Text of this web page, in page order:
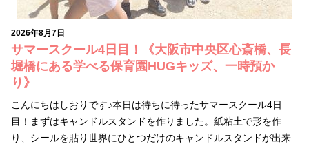
2026年8月7日
サマースクール4日目！《大阪市中央区心斎橋、長
堀橋にある学べる保育園HUGキッズ、一時預か
り》
こんにちはしおりです♪本日は待ちに待ったサマースクール4日
目！まずはキャンドルスタンドを作りました。紙粘土で形を作
り、シールを貼り世界にひとつだけのキャンドルスタンドが出来